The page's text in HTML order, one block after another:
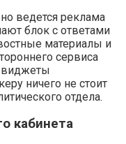
ведется реклама
блок с ответами
материалы и
сервиса
виджеты
ничего не стоит
отдела.
кабинета